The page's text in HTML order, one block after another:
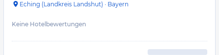
Eching (Landkreis Landshut) · Bayern
Keine Hotelbewertungen